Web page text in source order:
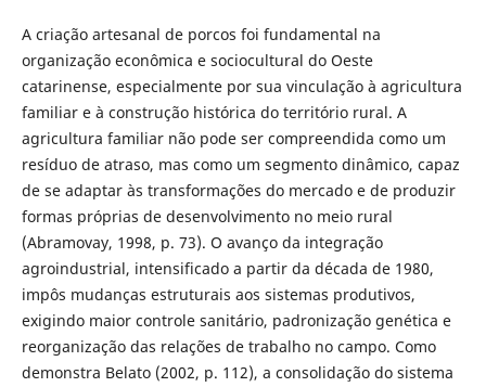
A criação artesanal de porcos foi fundamental na
organização econômica e sociocultural do Oeste
catarinense, especialmente por sua vinculação à agricultura
familiar e à construção histórica do território rural. A
agricultura familiar não pode ser compreendida como um
resíduo de atraso, mas como um segmento dinâmico, capaz
de se adaptar às transformações do mercado e de produzir
formas próprias de desenvolvimento no meio rural
(Abramovay, 1998, p. 73). O avanço da integração
agroindustrial, intensificado a partir da década de 1980,
impôs mudanças estruturais aos sistemas produtivos,
exigindo maior controle sanitário, padronização genética e
reorganização das relações de trabalho no campo. Como
demonstra Belato (2002, p. 112), a consolidação do sistema